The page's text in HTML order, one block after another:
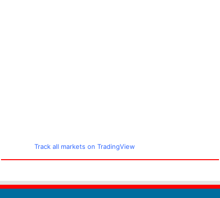
Track all markets on TradingView